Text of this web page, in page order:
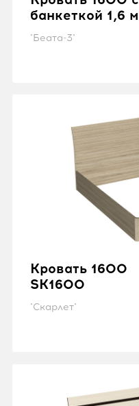
банкеткой 1,6 м
"Беата-3"
Кровать 1600
SK1600
"Скарлет"